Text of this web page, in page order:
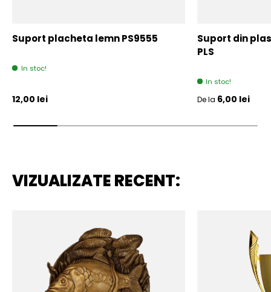
Suport placheta lemn PS9555
In stoc!
Pret initial
12,00 lei
Suport din
PLS
In stoc!
Pret initial
De la 6,00 lei
VIZUALIZATE RECENT: